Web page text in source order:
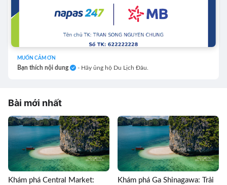
MUỐN CẢM ƠN
Bạn thích nội dung - Hãy ủng hộ Du Lịch Đâu.
Bài mới nhất
Khám phá Central Market:
Khám phá Ga Shinagawa: Trải